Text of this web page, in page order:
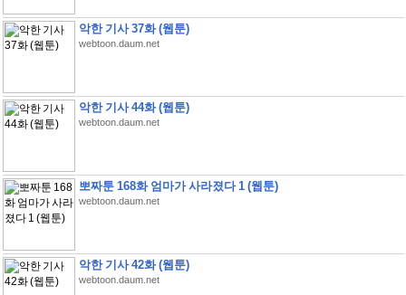
악한 기사 37화 (웹툰)
webtoon.daum.net
악한 기사 44화 (웹툰)
webtoon.daum.net
뽀짜툰 168화 엄마가 사라졌다 1 (웹툰)
webtoon.daum.net
악한 기사 42화 (웹툰)
webtoon.daum.net